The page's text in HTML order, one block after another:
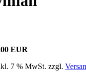
EUR
7 % MwSt. zzgl.